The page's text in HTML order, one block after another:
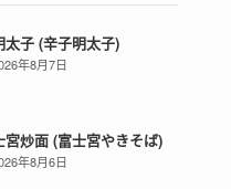
太子 (辛子明太子)
年8月7日
宮炒面 (富士宮やきそば)
年8月6日